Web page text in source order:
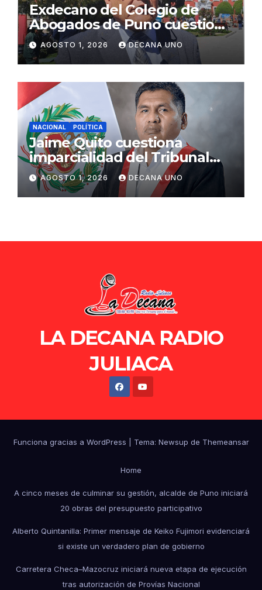
Exdecano del Colegio de
Abogados de Puno cuestiona
propuestas sobre seguridad
ciudadana
AGOSTO 1, 2026 DECANA UNO
NACIONAL POLÍTICA
Jaime Quito cuestiona
imparcialidad del Tribunal
Constitucional tras liberación
de Ollanta Humala
AGOSTO 1, 2026 DECANA UNO
LA DECANA RADIO
JULIACA
Funciona gracias a WordPress Tema: Newsup de Themeansar
Home
A cinco meses de culminar su gestión, alcalde de Puno iniciará
20 obras del presupuesto participativo
Alberto Quintanilla: Primer mensaje de Keiko Fujimori evidenciará
si existe un verdadero plan de gobierno
Carretera Checa–Mazocruz iniciará nueva etapa de ejecución
tras autorización de Provías Nacional